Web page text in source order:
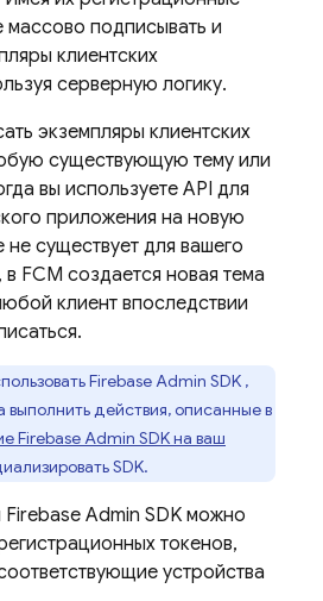
массово подписывать и
клиентских
серверную логику.
экземпляры клиентских
существующую тему или
вы используете API для
приложения на новую
существует для вашего
FCM создается новая тема
клиент впоследствии
FirebaseAdmin SDK,
действия, описанные в
Firebase Admin SDK на ваш
SDK.
Firebase Admin SDK можно
токенов,
устройства